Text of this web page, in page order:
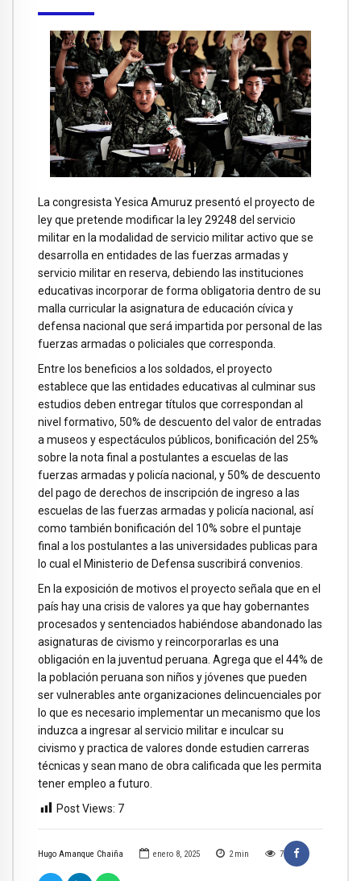
Hugo Amanque Chaiña enero 8, 2025 2 min 7
La congresista Yesica Amuruz presentó el proyecto de
ley que pretende modificar la ley 29248 del servicio
militar en la modalidad de servicio militar activo que se
desarrolla en entidades de las fuerzas armadas y
servicio militar en reserva, debiendo las instituciones
educativas incorporar de forma obligatoria dentro de su
malla curricular la asignatura de educación cívica y
defensa nacional que será impartida por personal de las
fuerzas armadas o policiales que corresponda.
Entre los beneficios a los soldados, el proyecto
establece que las entidades educativas al culminar sus
estudios deben entregar títulos que correspondan al
nivel formativo, 50% de descuento del valor de entradas
a museos y espectáculos públicos, bonificación del 25%
sobre la nota final a postulantes a escuelas de las
fuerzas armadas y policía nacional, y 50% de descuento
del pago de derechos de inscripción de ingreso a las
escuelas de las fuerzas armadas y policía nacional, así
como también bonificación del 10% sobre el puntaje
final a los postulantes a las universidades publicas para
lo cual el Ministerio de Defensa suscribirá convenios.
En la exposición de motivos el proyecto señala que en el
país hay una crisis de valores ya que hay gobernantes
procesados y sentenciados habiéndose abandonado las
asignaturas de civismo y reincorporarlas es una
obligación en la juventud peruana. Agrega que el 44% de
la población peruana son niños y jóvenes que pueden
ser vulnerables ante organizaciones delincuenciales por
lo que es necesario implementar un mecanismo que los
induzca a ingresar al servicio militar e inculcar su
civismo y practica de valores donde estudien carreras
técnicas y sean mano de obra calificada que les permita
tener empleo a futuro.
Post Views: 7